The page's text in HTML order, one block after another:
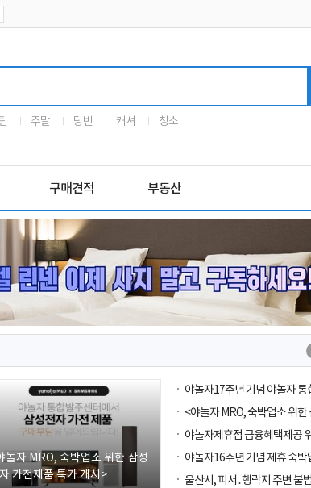
주말 당번 캐셔 청소
구매견적 부동산
놀자 MRO, 숙박업소 위한 삼성
가전제품 특가 개시>
울산시, 피서․행락지 주변 불